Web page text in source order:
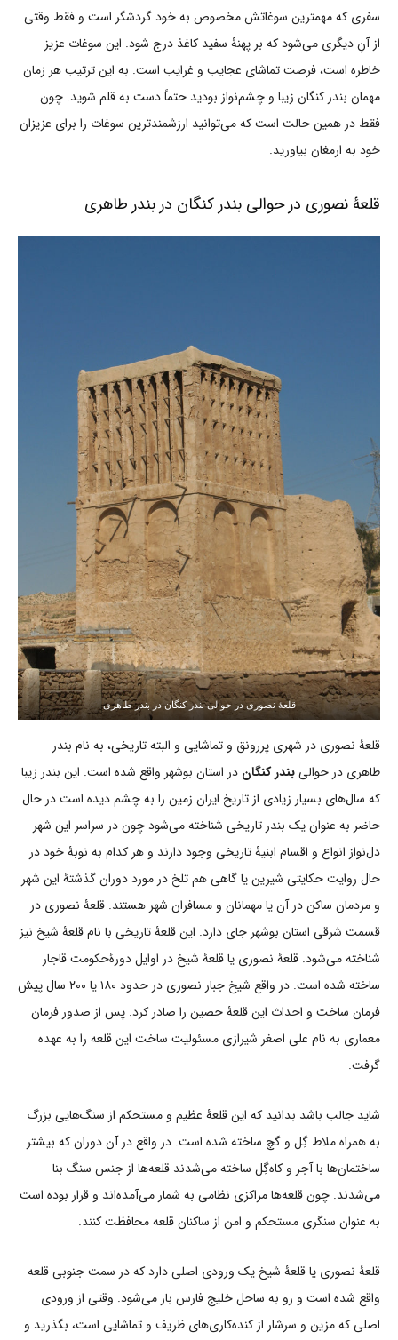
سفری که مهمترین سوغاتش مخصوص به خود گردشگر است و فقط وقتی
از آنِ دیگری می‌شود که بر پهنۀ سفید کاغذ درج شود. این سوغات عزیز
خاطره است، فرصت تماشای عجایب و غرایب است. به این ترتیب هر زمان
مهمان بندر کنگان زیبا و چشم‌نواز بودید حتماً دست به قلم شوید. چون
فقط در همین حالت است که می‌توانید ارزشمندترین سوغات را برای عزیزان
خود به ارمغان بیاورید.
قلعۀ نصوری در حوالی بندر کنگان در بندر طاهری
قلعۀ نصوری در حوالی بندر کنگان در بندر طاهری
قلعۀ نصوری در شهری پررونق و تماشایی و البته تاریخی، به نام بندر
طاهری در حوالیبندر کنگان در استان بوشهر واقع شده است. این بندر زیبا
که سال‌های بسیار زیادی از تاریخ ایران زمین را به چشم دیده است در حال
حاضر به عنوان یک بندر تاریخی شناخته می‌شود چون در سراسر این شهر
دل‌نواز انواع و اقسام ابنیۀ تاریخی وجود دارند و هر کدام به نوبۀ خود در
حال روایت حکایتی شیرین یا گاهی هم تلخ در مورد دوران گذشتۀ این شهر
و مردمان ساکن در آن یا مهمانان و مسافران شهر هستند. قلعۀ نصوری در
قسمت شرقی استان بوشهر جای دارد. این قلعۀ تاریخی با نام قلعۀ شیخ نیز
شناخته می‌شود. قلعۀ نصوری یا قلعۀ شیخ در اوایل دورۀحکومت قاجار
ساخته شده است. در واقع شیخ جبار نصوری در حدود ۱۸۰ یا ۲۰۰ سال پیش
فرمان ساخت و احداث این قلعۀ حصین را صادر کرد. پس از صدور فرمان
معماری به نام علی اصغر شیرازی مسئولیت ساخت این قلعه را به عهده
گرفت.
شاید جالب باشد بدانید که این قلعۀ عظیم و مستحکم از سنگ‌هایی بزرگ
به همراه ملاط گِل و گچ ساخته شده است. در واقع در آن دوران که بیشتر
ساختمان‌ها با آجر و کاه‌گِل ساخته می‌شدند قلعه‌ها از جنس سنگ بنا
می‌شدند. چون قلعه‌ها مراکزی نظامی به شمار می‌آمده‌اند و قرار بوده است
به عنوان سنگری مستحکم و امن از ساکنان قلعه محافظت کنند.
قلعۀ نصوری یا قلعۀ شیخ یک ورودی اصلی دارد که در سمت جنوبی قلعه
واقع شده است و رو به ساحل خلیج فارس باز می‌شود. وقتی از ورودی
اصلی که مزین و سرشار از کنده‌کاری‌های ظریف و تماشایی است، بگذرید و